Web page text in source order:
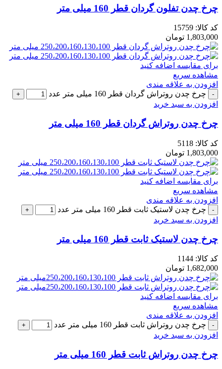
چرخ چدن تفلون گردان قطر 160 میلی متر
کد کالا: 15759
1,803,000 تومان
برای مقایسه اضافه کنید
مشاهده سریع
افزودن به علاقه مندی
چرخ چدن روتراش گردان قطر 160 میلی متر عدد
افزودن به سبد خرید
چرخ چدن روتراش گردان قطر 160 میلی متر
کد کالا: 5118
1,803,000 تومان
برای مقایسه اضافه کنید
مشاهده سریع
افزودن به علاقه مندی
چرخ چدن لاستیک ثابت قطر 160 میلی متر عدد
افزودن به سبد خرید
چرخ چدن لاستیک ثابت قطر 160 میلی متر
کد کالا: 1144
1,682,000 تومان
برای مقایسه اضافه کنید
مشاهده سریع
افزودن به علاقه مندی
چرخ چدن روتراش ثابت قطر 160 میلی متر عدد
افزودن به سبد خرید
چرخ چدن روتراش ثابت قطر 160 میلی متر